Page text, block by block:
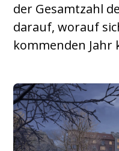
der Gesamtzahl
darauf, worauf
kommenden